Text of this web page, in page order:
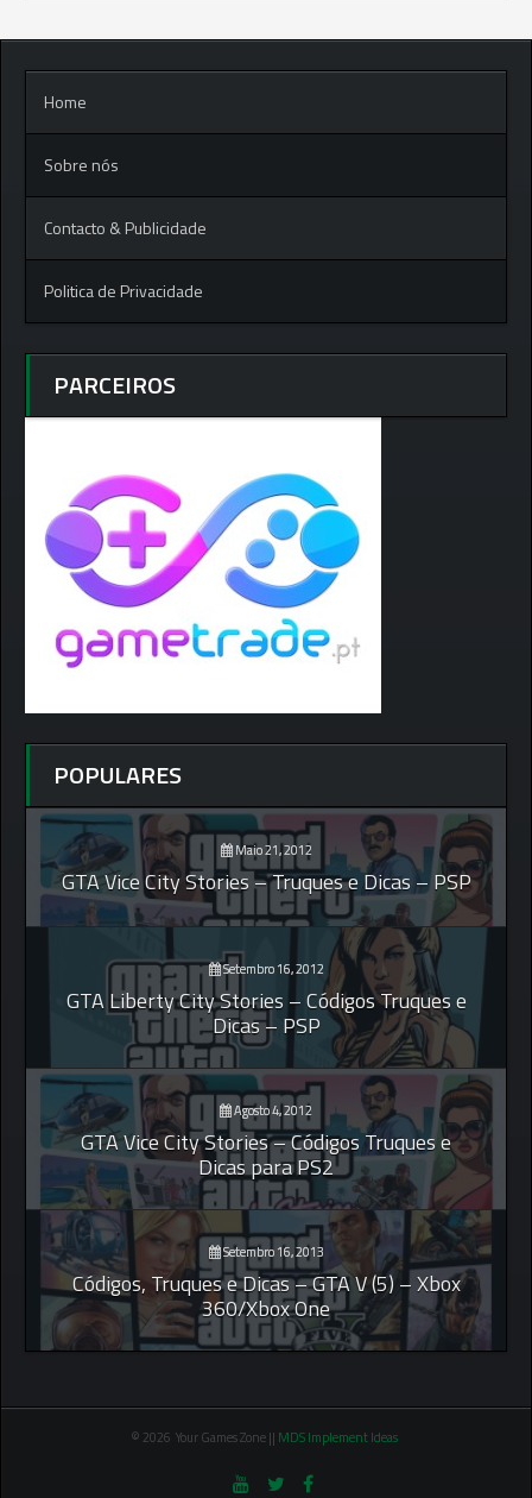
Home
Sobre nós
Contacto & Publicidade
Politica de Privacidade
PARCEIROS
POPULARES
Maio 21, 2012
GTA Vice City Stories – Truques e Dicas – PSP
Setembro 16, 2012
GTA Liberty City Stories – Códigos Truques e
Dicas – PSP
Agosto 4, 2012
GTA Vice City Stories – Códigos Truques e
Dicas para PS2
Setembro 16, 2013
Códigos, Truques e Dicas – GTA V (5) – Xbox
360/Xbox One
© 2026 Your Games Zone || MDS Implement Ideas